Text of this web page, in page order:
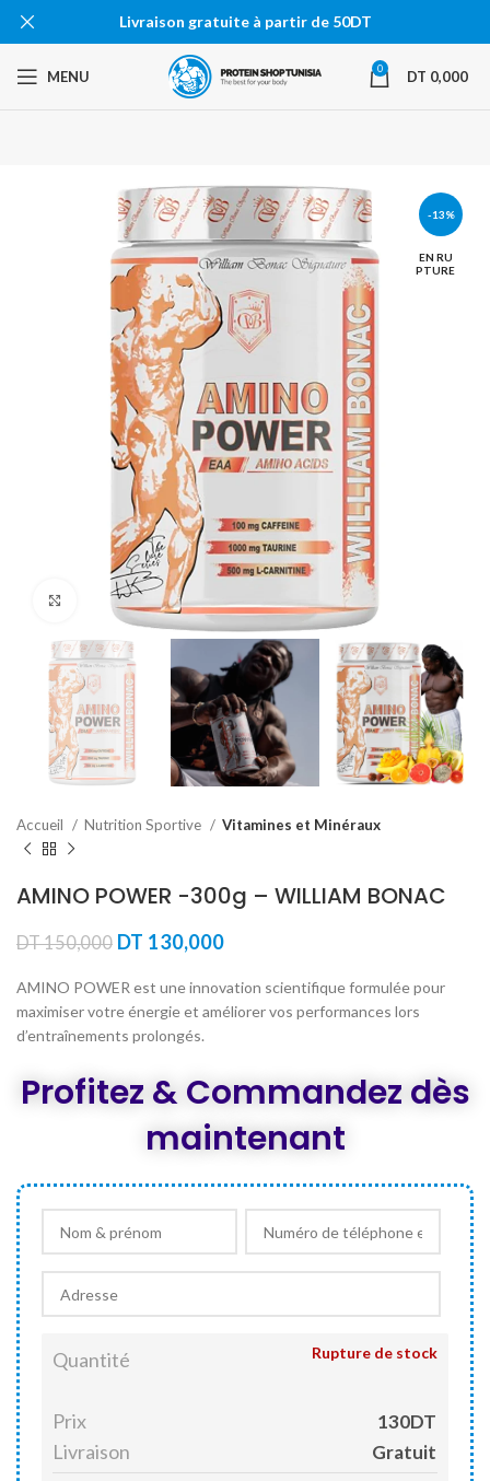
MENU 0 DT 0,000
-13%
EN RU
PTURE
Agrandir
Accueil Nutrition Sportive Vitamines et Minéraux
AMINO POWER -300g – WILLIAM BONAC
DT150,000 Le
initial
était :
DT 150,000.
DT 130,000Le
actuel
est :
AMINO POWER est une innovation scientifique formulée pour
maximiser votre énergie et améliorer vos performances lors
d’entraînements prolongés.
Profitez & Commandez dès
maintenant
Quantité Rupture de stock
Prix 130DT
Livraison Gratuit
Livraison gratuite à partir de 50DT